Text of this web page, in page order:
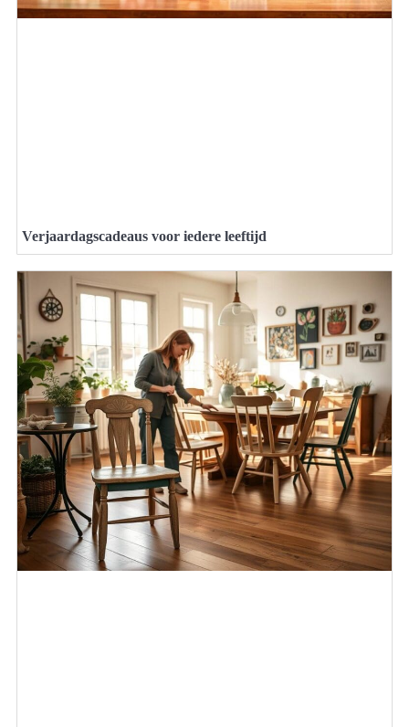
Verjaardagscadeaus voor iedere leeftijd